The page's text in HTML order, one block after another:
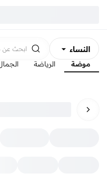
النساء
الرجال
ابحث عن
موضة الرياضة